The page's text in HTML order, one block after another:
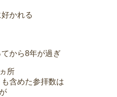
かれる
から8年が過ぎ
所
含めた参拝数は